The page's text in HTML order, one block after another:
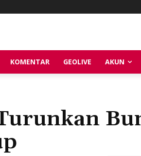
KOMENTAR GEOLIVE AKUN